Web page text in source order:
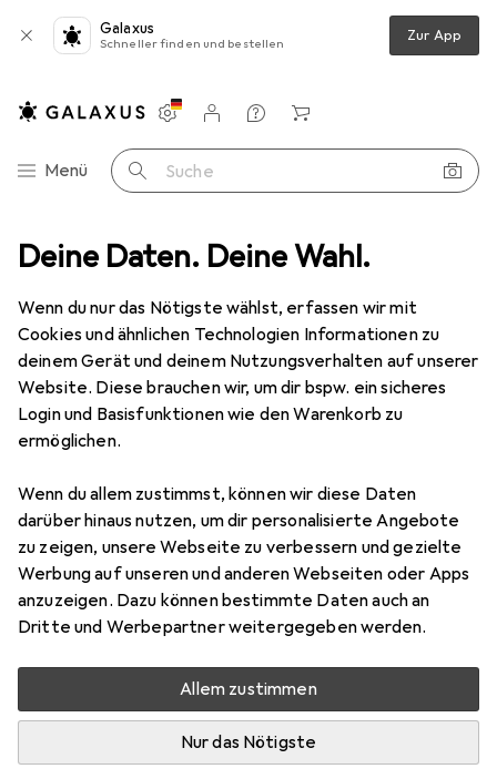
Deine Daten. Deine Wahl.
Wenn du nur das Nötigste wählst, erfassen wir mit
Cookies und ähnlichen Technologien Informationen zu
deinem Gerät und deinem Nutzungsverhalten auf unserer
Website. Diese brauchen wir, um dir bspw. ein sicheres
Login und Basisfunktionen wie den Warenkorb zu
ermöglichen.
Wenn du allem zustimmst, können wir diese Daten
darüber hinaus nutzen, um dir personalisierte Angebote
zu zeigen, unsere Webseite zu verbessern und gezielte
Werbung auf unseren und anderen Webseiten oder Apps
anzuzeigen. Dazu können bestimmte Daten auch an
Dritte und Werbepartner weitergegeben werden.
Allem zustimmen
Nur das Nötigste
Galaxus
Schneller finden und bestellen Zur App
Navigation nach Kategorien
Menü Suche
Einstellungen
Kundenkonto
Vergleichslisten
Merklisten
Warenkorb
Tablet Schutzfolie Dipos Displayschutzfolie Antireflex
5 Bilder
DiposDisplayschutzfolie Antireflex
Preis in EUR inkl. MwSt.
EUR
14,79
158
Bewertungen Marke
Mehr von Dipos
Di, 11.8. geliefert
Mehr als 10 Stück an Lager beim Drittanbieter
Lieferort angeben für genaue Lieferzeit